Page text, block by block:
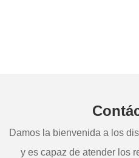
Damos la bienvenida a los
y es capaz de atender los